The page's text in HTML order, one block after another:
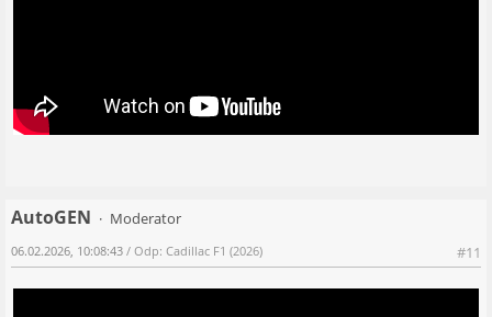
AutoGEN
Moderator
#11
06.02.2026, 10:08:43 / Odp: Cadillac F1 (2026)